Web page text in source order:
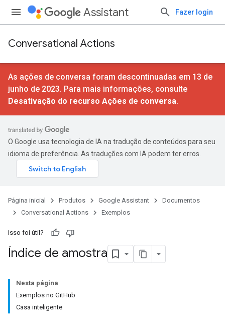
Assistant Fazer login
Conversational Actions
As ações de conversa foram descontinuadas em 13 de
junho de 2023. Para mais informações, consulte
Desativação do recurso Ações de conversa.
O Google usa tecnologia de IA na tradução de conteúdos para seu
idioma de preferência. As traduções com IA podem ter erros.
Página inicial Produtos Google Assistant
Documentos
Conversational Actions
Exemplos
Isso foi útil?
Índice de amostra
Nesta página
Exemplos no GitHub
Casa inteligente